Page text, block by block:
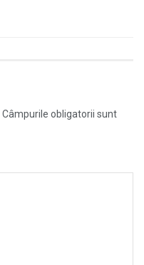
Câmpurile obligatorii sunt